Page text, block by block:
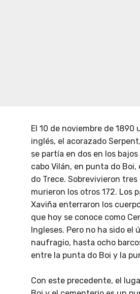
El 10 de noviembre de 1890
inglés, el acorazado
se partía en dos en los bajos
cabo Vilán, en punta do Boi,
do Trece. Sobrevivieron
murieron los otros 172. Los
Xaviña enterraron los
que hoy se conoce como
Ingleses. Pero no ha sido el
naufragio, hasta ocho
entre la punta do Boi y la
Con este precedente, el